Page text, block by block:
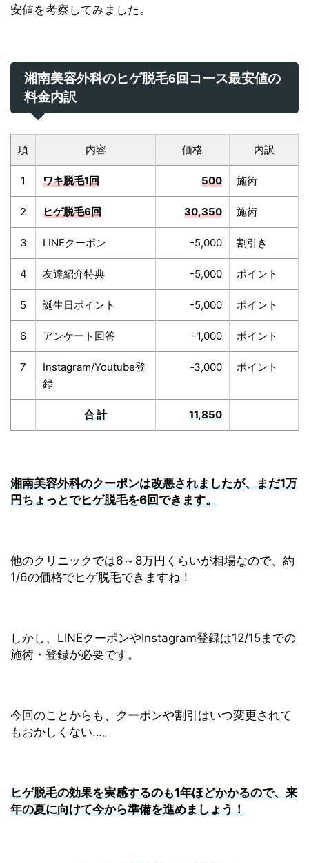
安値を考察してみました。
湘南美容外科のヒゲ脱毛6回コース最安値の
料金内訳
項 内容 価格 内訳
1 ワキ脱毛1回 500 施術
2 ヒゲ脱毛6回 30,350 施術
3 LINEクーポン -5,000 割引き
4 友達紹介特典 -5,000 ポイント
5 誕生日ポイント -5,000 ポイント
6 アンケート回答 -1,000 ポイント
7
Instagram/Youtube登
録
‐3,000 ポイント
合 計 11,850
湘南美容外科のクーポンは改悪されましたが、まだ1万
円ちょっとでヒゲ脱毛を6回できます。
他のクリニックでは6～8万円くらいが相場なので、約
1/6の価格でヒゲ脱毛できますね！
しかし、LINEクーポンやInstagram登録は12/15までの
施術・登録が必要です。
今回のことからも、クーポンや割引はいつ変更されて
もおかしくない…。
ヒゲ脱毛の効果を実感するのも1年ほどかかるので、来
年の夏に向けて今から準備を進めましょう！